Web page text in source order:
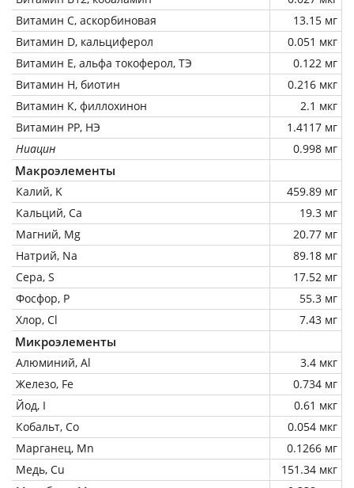
Витамин C, аскорбиновая
13.15 мг
Витамин D, кальциферол
0.051 мкг
Витамин Е, альфа токоферол, ТЭ
0.122 мг
Витамин Н, биотин
0.216 мкг
Витамин К, филлохинон
2.1 мкг
Витамин РР, НЭ
1.4117 мг
Ниацин
0.998 мг
Макроэлементы
Калий, K
459.89 мг
Кальций, Ca
19.3 мг
Магний, Mg
20.77 мг
Натрий, Na
89.18 мг
Сера, S
17.52 мг
Фосфор, P
55.3 мг
Хлор, Cl
7.43 мг
Микроэлементы
Алюминий, Al
3.4 мкг
Железо, Fe
0.734 мг
Йод, I
0.61 мкг
Кобальт, Co
0.054 мкг
Марганец, Mn
0.1266 мг
Медь, Cu
151.34 мкг